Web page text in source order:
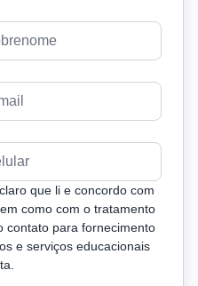
que li e concordo com
como com o tratamento
contato para fornecimento
e serviços educacionais